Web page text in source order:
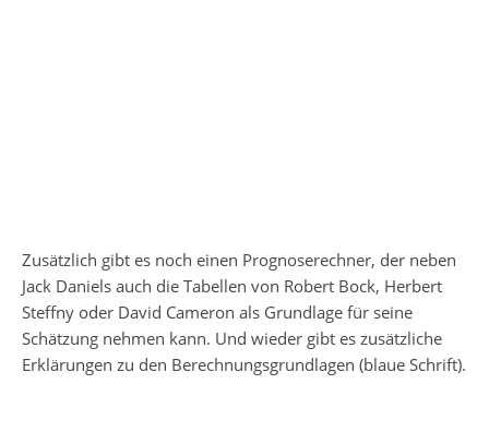
Zusätzlich gibt es noch einen Prognoserechner, der neben
Jack Daniels auch die Tabellen von Robert Bock, Herbert
Steffny oder David Cameron als Grundlage für seine
Schätzung nehmen kann. Und wieder gibt es zusätzliche
Erklärungen zu den Berechnungsgrundlagen (blaue Schrift).